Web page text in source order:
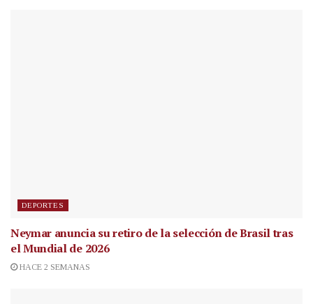
DEPORTES
Neymar anuncia su retiro de la selección de Brasil tras
el Mundial de 2026
HACE 2 SEMANAS